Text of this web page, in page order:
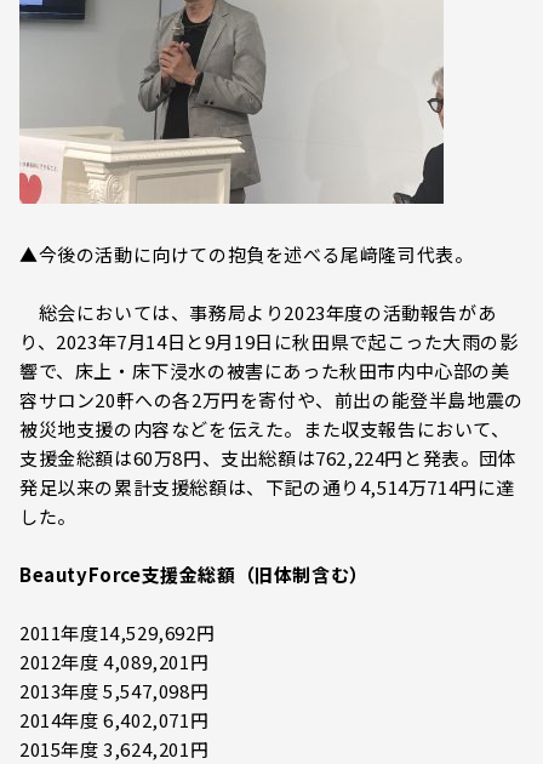
▲今後の活動に向けての抱負を述べる尾﨑隆司代表。
総会においては、事務局より2023年度の活動報告があ
り、2023年7月14日と9月19日に秋田県で起こった大雨の影
響で、床上・床下浸水の被害にあった秋田市内中心部の美
容サロン20軒への各2万円を寄付や、前出の能登半島地震の
被災地支援の内容などを伝えた。また収支報告において、
支援金総額は60万8円、支出総額は762,224円と発表。団体
発足以来の累計支援総額は、下記の通り4,514万714円に達
した。
BeautyForce支援金総額（旧体制含む）
2011年度14,529,692円
2012年度 4,089,201円
2013年度 5,547,098円
2014年度 6,402,071円
2015年度 3,624,201円